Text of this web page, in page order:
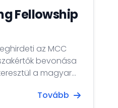
Fellowship
az MCC
bevonása
a magyar
Tovább